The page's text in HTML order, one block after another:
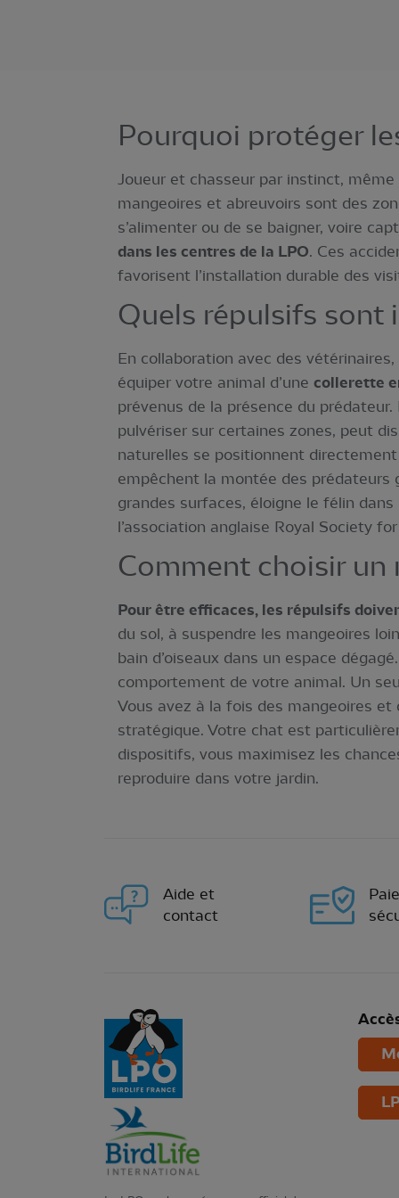
Pourquoi protéger
Joueur et chasseur par instinct, même
mangeoires et abreuvoirs sont des
s’alimenter ou de se baigner, voire
dans les centres de la LPO. Ces
favorisent l’installation durable des
Quels répulsifs sont
En collaboration avec des
équiper votre animal d’une collerette
prévenus de la présence du
pulvériser sur certaines zones, peut
naturelles se positionnent
empêchent la montée des prédateurs
grandes surfaces, éloigne le félin
l’association anglaise Royal Society
Comment choisir un
Pour être efficaces, les répulsifs
du sol, à suspendre les mangeoires
bain d’oiseaux dans un espace
comportement de votre animal. Un
Vous avez à la fois des mangeoires
stratégique. Votre chat est
dispositifs, vous maximisez les
reproduire dans votre jardin.
Aide et
contact